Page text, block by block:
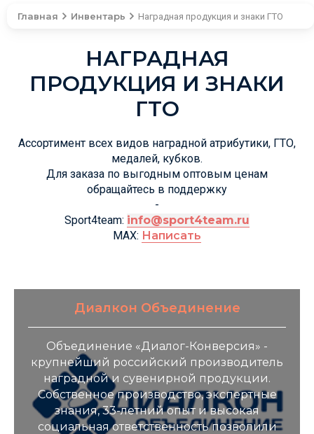
Главная Инвентарь Наградная продукция и знаки ГТО
НАГРАДНАЯ
ПРОДУКЦИЯ И ЗНАКИ
ГТО
Ассортимент всех видов наградной атрибутики, ГТО,
медалей, кубков.
Для заказа по выгодным оптовым ценам
обращайтесь в поддержку
-
Sport4team: info@sport4team.ru
MAX: Написать
Диалкон Объединение
Объединение «Диалог-Конверсия» -
крупнейший российский производитель
наградной и сувенирной продукции.
Собственное производство, экспертные
знания, 33-летний опыт и высокая
социальная ответственность позволили